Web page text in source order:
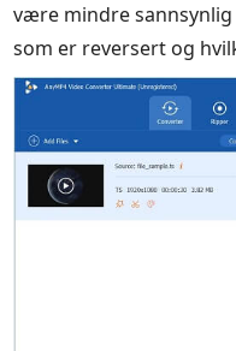
være mindre
som er reversert og